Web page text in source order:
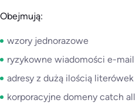
Obejmują:
wzory jednorazowe
ryzykowne wiadomości e-mail
adresy z dużą ilością literówek
korporacyjne domeny catch all